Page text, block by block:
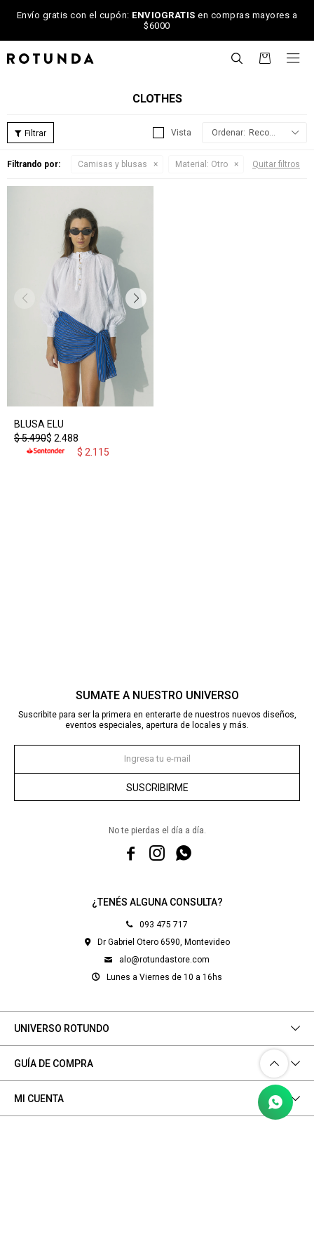
Envío gratis con el cupón: ENVIOGRATIS en compras mayores a
$6000

CLOTHES
Recomendados
Filtrando por: Camisas y blusas Material: Otro Quitar filtros
BLUSA ELU
$ 2.488
$5.490
$ 2.115
¿TENÉS ALGUNA CONSULTA?
093 475 717
Dr Gabriel Otero 6590, Montevideo
alo@rotundastore.com
Lunes a Viernes de 10 a 16hs
UNIVERSO ROTUNDO
GUÍA DE COMPRA
MI CUENTA
SUMATE A NUESTRO UNIVERSO
Suscribite para ser la primera en enterarte de nuestros nuevos diseños,
eventos especiales, apertura de locales y más.
SUSCRIBIRME
No te pierdas el día a día.
  